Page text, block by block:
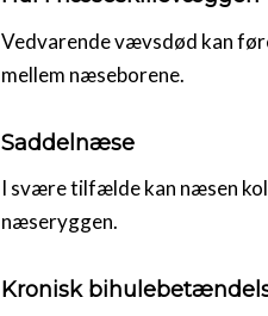
Vedvarende vævsdød kan
mellem næseborene.
Saddelnæse
I svære tilfælde kan næsen
næseryggen.
Kronisk